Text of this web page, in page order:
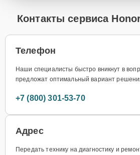
Контакты сервиса
Телефон
Наши специалисты быстро вникнут в
предложат оптимальный вариант
+7 (800) 301-53-70
Адрес
Передать технику на диагностику и